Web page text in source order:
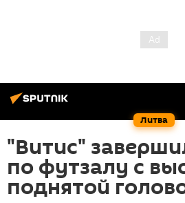
Литва
"Витис"
по футзалу с
поднятой